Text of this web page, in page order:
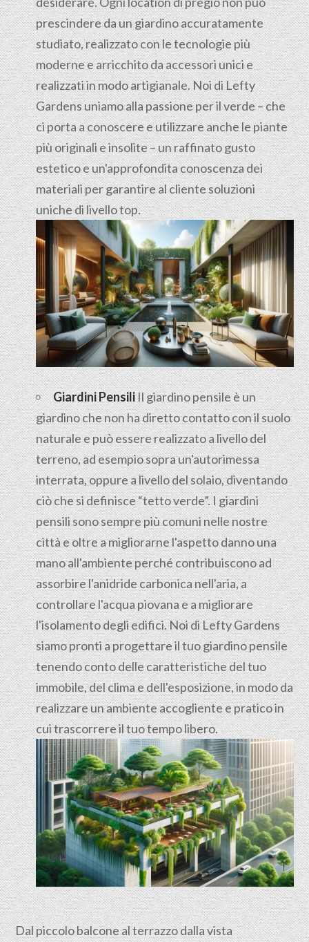
prescindere da un giardino accuratamente
studiato, realizzato con le tecnologie più
moderne e arricchito da accessori unici e
realizzati in modo artigianale. Noi di Lefty
Gardens uniamo alla passione per il verde – che
ci porta a conoscere e utilizzare anche le piante
più originali e insolite – un raffinato gusto
estetico e un'approfondita conoscenza dei
materiali per garantire al cliente soluzioni
uniche di livello top.
Giardini PensiliIlgiardino pensileè un
giardino che non ha diretto contatto con il suolo
naturale e può essere realizzato a livello del
terreno, ad esempio sopra un'autorimessa
interrata, oppure a livello del solaio, diventando
ciò che si definisce “tetto verde”. I giardini
pensili sono sempre più comuni nelle nostre
città e oltre a migliorarne l'aspetto danno una
mano all'ambiente perché contribuiscono ad
assorbire l'anidride carbonica nell'aria, a
controllare l'acqua piovana e a migliorare
l'isolamento degli edifici. Noi di Lefty Gardens
siamo pronti a progettare il tuo giardino pensile
tenendo conto delle caratteristiche del tuo
immobile, del clima e dell'esposizione, in modo da
realizzare un ambiente accogliente e pratico in
cui trascorrere il tuo tempo libero.
Dal piccolo balcone al terrazzo dalla vista